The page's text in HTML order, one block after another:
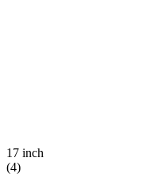
17 inch
(4)